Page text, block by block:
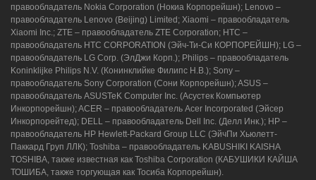
правообладатель Nokia Corporation (Нокиа Корпорейшн); Lenovo –
правообладатель Lenovo (Beijing) Limited; Xiaomi – правообладатель
Xiaomi Inc.; ZTE – правообладатель ZTE Corporation; HTC –
правообладатель HTC CORPORATION (Эйч-Ти-Си КОРПОРЕЙШН); LG –
правообладатель LG Corp. (ЭлДжи Корп.); Philips – правообладатель
Koninklijke Philips N.V. (Конинклийке Филипс Н.В.); Sony –
правообладатель Sony Corporation (Сони Корпорейшн); ASUS –
правообладатель ASUSTeK Computer Inc. (Асустек Компьютер
Инкорпорейшн); ACER – правообладатель Acer Incorporated (Эйсер
Инкорпорейтед); DELL – правообладатель Dell Inc. (Делл Инк.); HP –
правообладатель HP Hewlett-Packard Group LLC (ЭйчПи Хьюлетт-
Паккард Груп ЛЛК); Toshiba – правообладатель KABUSHIKI KAISHA
TOSHIBA, также известная как Toshiba Corporation (КАБУШИКИ КАЙША
ТОШИБА, также торгующая как Тосиба Корпорейшн).